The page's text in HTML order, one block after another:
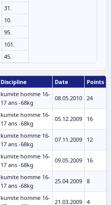
31.
10.
95.
101.
45.
Discipline Date Points
kumite homme 16-
17 ans -68kg
08.05.2010 24
kumite homme 16-
17 ans -68kg
05.12.2009 16
kumite homme 16-
17 ans -68kg
07.11.2009 12
kumite homme 16-
17 ans -68kg
09.05.2009 16
kumite homme 16-
17 ans -68kg
25.04.2009 8
kumite homme 16-
21.03.2009 4